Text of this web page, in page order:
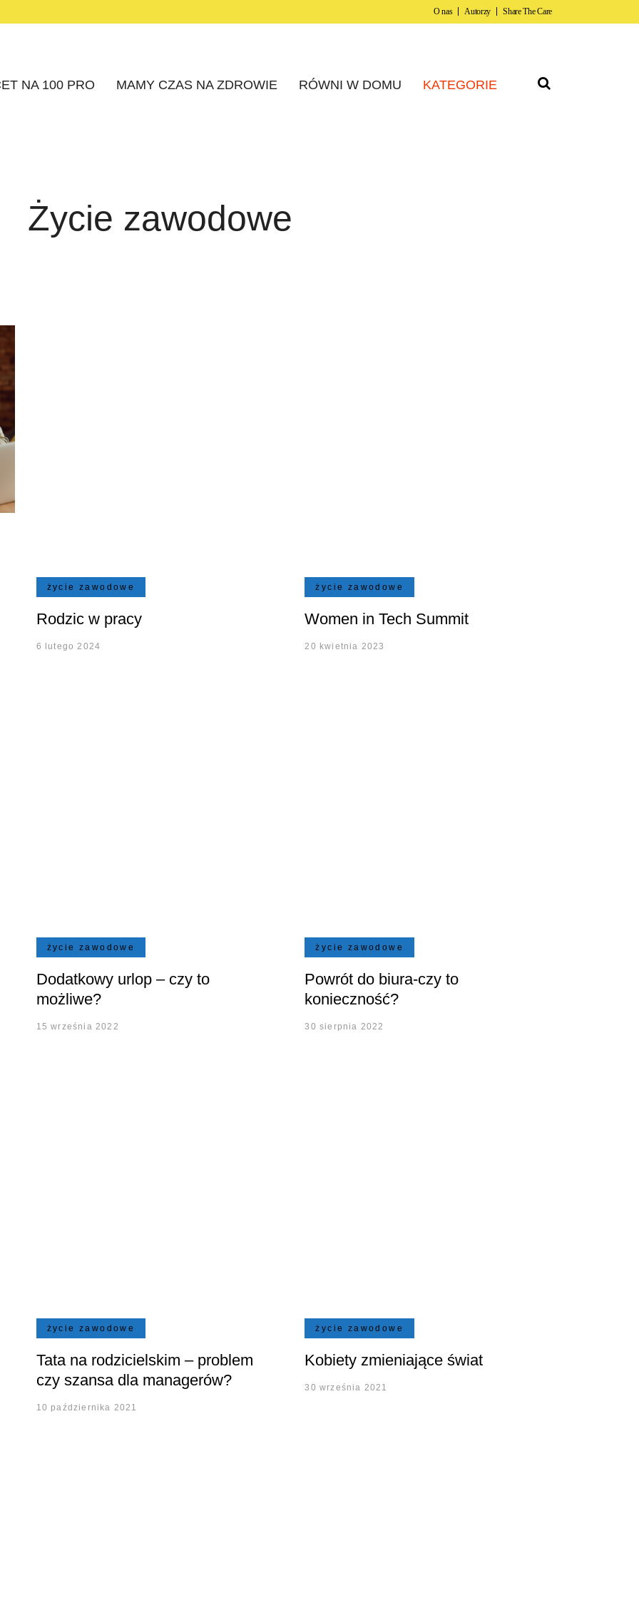
O nas Autorzy Share The Care
NA 100 PRO MAMY CZAS NA ZDROWIE RÓWNI W DOMU KATEGORIE
Życie zawodowe
życie zawodowe
Rodzic w pracy
6 lutego 2024
życie zawodowe
Women in Tech Summit
20 kwietnia 2023
życie zawodowe
Dodatkowy urlop – czy to
możliwe?
15 września 2022
życie zawodowe
Powrót do biura-czy to
konieczność?
30 sierpnia 2022
życie zawodowe
Tata na rodzicielskim – problem
czy szansa dla managerów?
10 października 2021
życie zawodowe
Kobiety zmieniające świat
30 września 2021